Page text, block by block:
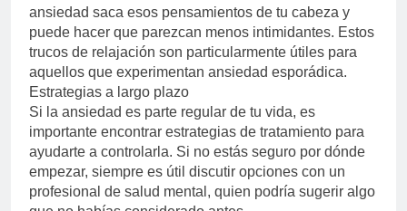
ansiedad saca esos pensamientos de tu cabeza y
puede hacer que parezcan menos intimidantes. Estos
trucos de relajación son particularmente útiles para
aquellos que experimentan ansiedad esporádica.
Estrategias a largo plazo
Si la ansiedad es parte regular de tu vida, es
importante encontrar estrategias de tratamiento para
ayudarte a controlarla. Si no estás seguro por dónde
empezar, siempre es útil discutir opciones con un
profesional de salud mental, quien podría sugerir algo